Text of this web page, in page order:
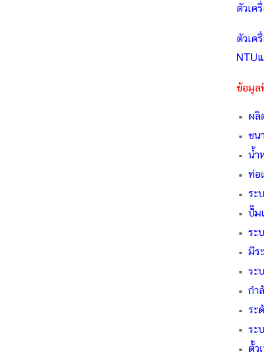
ตัวเค
ตัวเค
NTU
ข้อมูล
ผลิ
ขน
น้ำ
ท่อ
ระ
ปํั๊ม
ระ
มีร
ระ
กำ
ระ
ระ
ตั้ว